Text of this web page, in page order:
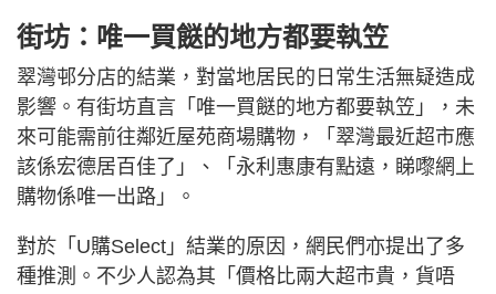
街坊：唯一買餸的地方都要執笠
翠灣邨分店的結業，對當地居民的日常生活無疑造成
影響。有街坊直言「唯一買餸的地方都要執笠」，未
來可能需前往鄰近屋苑商場購物，「翠灣最近超市應
該係宏德居百佳了」、「永利惠康有點遠，睇嚟網上
購物係唯一出路」。
對於「U購Select」結業的原因，網民們亦提出了多
種推測。不少人認為其「價格比兩大超市貴，貨唔